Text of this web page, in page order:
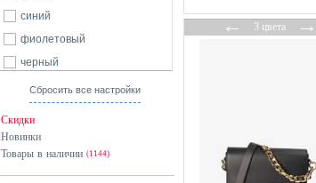
синий
фиолетовый
черный
Сбросить все настройки
Скидки
Новинки
Товары в наличии (1144)
←3 цвета